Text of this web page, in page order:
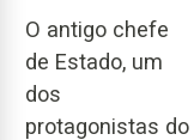
O antigo chefe
de Estado, um
dos
protagonistas do